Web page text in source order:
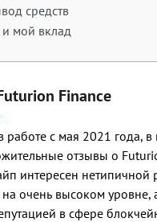
средств
мой вклад
Finance
с мая 2021 года,
отзывы о
интересен нетипичной
очень высоком уровне,
в сфере